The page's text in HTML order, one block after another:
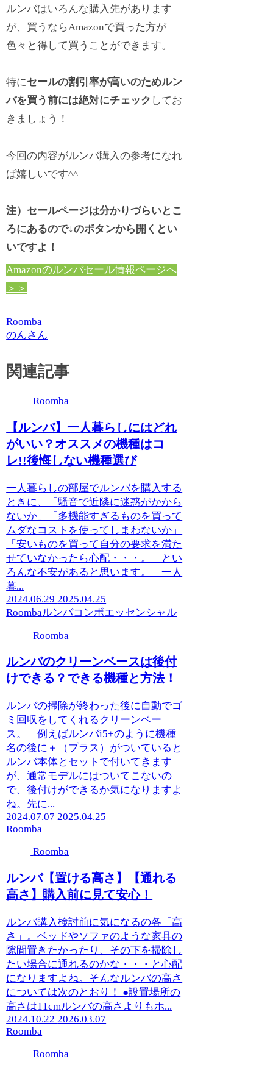
ルンバはいろんな購入先があります
が、買うならAmazonで買った方が
色々と得して買うことができます。
特にセールの割引率が高いのためルン
バを買う前には絶対にチェック してお
きましょう！
今回の内容がルンバ購入の参考になれ
ば嬉しいです^^
注）セールページは分かりづらいとこ
ろにあるので↓のボタンから開くとい
いですよ！
Amazonのルンバセール情報ページへ
＞＞
Roomba
のんさん
関連記事
Roomba
【ルンバ】一人暮らしにはどれ
がいい？オススメの機種はコ
レ!!後悔しない機種選び
一人暮らしの部屋でルンバを購入する
ときに、「騒音で近隣に迷惑がかから
ないか」「多機能すぎるものを買って
ムダなコストを使ってしまわないか」
「安いものを買って自分の要求を満た
せていなかったら心配・・・。」とい
ろんな不安があると思います。 一人
暮...
2024.06.29 2025.04.25
Roombaルンバコンボエッセンシャル
Roomba
ルンバのクリーンベースは後付
けできる？できる機種と方法！
ルンバの掃除が終わった後に自動でゴ
ミ回収をしてくれるクリーンベー
ス。 例えばルンバi5+のように機種
名の後に＋（プラス）がついていると
ルンバ本体とセットで付いてきます
が、通常モデルにはついてこないの
で、後付けができるか気になりますよ
ね。先に...
2024.07.07 2025.04.25
Roomba
Roomba
ルンバ【置ける高さ】【通れる
高さ】購入前に見て安心！
ルンバ購入検討前に気になるの各「高
さ」。ベッドやソファのような家具の
隙間置きたかったり、その下を掃除し
たい場合に通れるのかな・・・と心配
になりますよね。そんなルンバの高さ
については次のとおり！ ●設置場所の
高さは11cmルンバの高さよりもホ...
2024.10.22 2026.03.07
Roomba
Roomba